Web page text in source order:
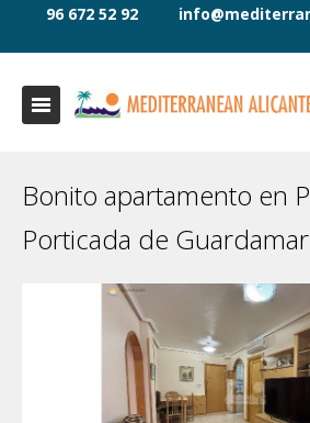
96 672 52 92
Bonito apartamento en
Porticada de